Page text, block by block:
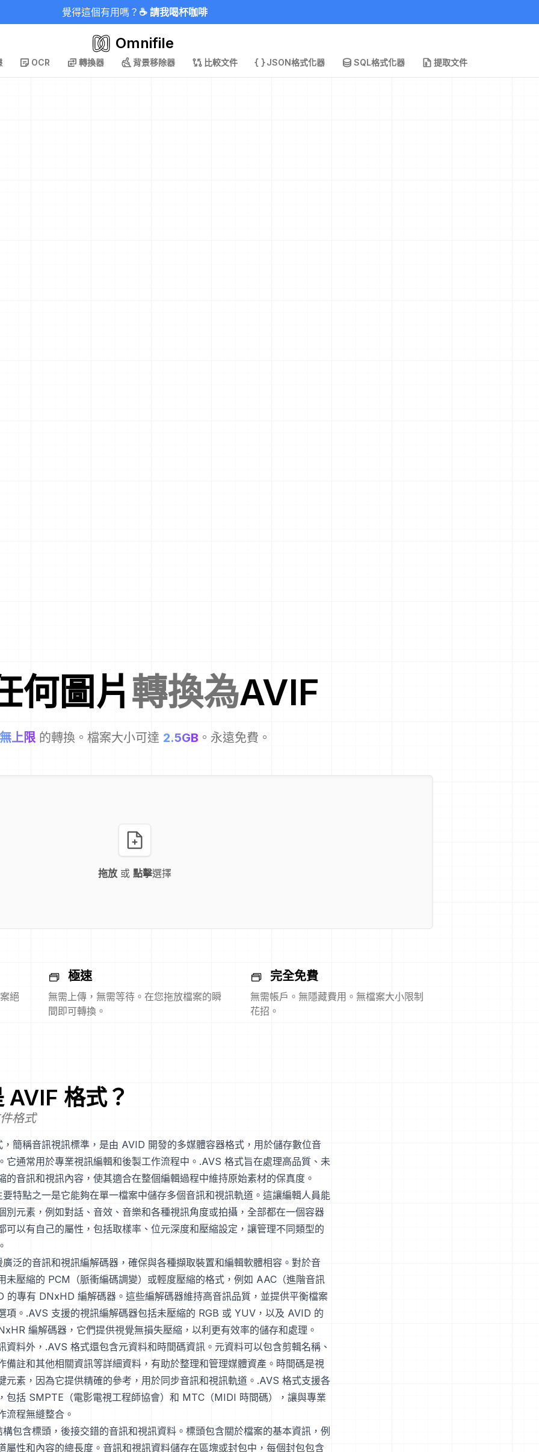
覺得這個有用嗎？ ☕ 請我喝杯咖啡
Omnifile
OCR 轉換器 背景移除器 比較文件 JSON格式化器 SQL格式化器 提取文件
何圖片轉換為AVIF
上限 的轉換。檔案大小可達 2.5GB 。永遠免費。
拖放 或 點擊選擇
絕
極速
無需上傳，無需等待。在您拖放檔案的瞬
間即可轉換。
完全免費
無需帳戶。無隱藏費用。無檔案大小限制
花招。
AVIF 格式？
格式
簡稱音訊視訊標準，是由 AVID 開發的多媒體容器格式，用於儲存數位音
它通常用於專業視訊編輯和後製工作流程中。.AVS 格式旨在處理高品質、未
的音訊和視訊內容，使其適合在整個編輯過程中維持原始素材的保真度。
特點之一是它能夠在單一檔案中儲存多個音訊和視訊軌道。這讓編輯人員能
別元素，例如對話、音效、音樂和各種視訊角度或拍攝，全部都在一個容器
可以有自己的屬性，包括取樣率、位元深度和壓縮設定，讓管理不同類型的
泛的音訊和視訊編解碼器，確保與各種擷取裝置和編輯軟體相容。對於音
未壓縮的 PCM（脈衝編碼調變）或輕度壓縮的格式，例如 AAC（進階音訊
的專有 DNxHD 編解碼器。這些編解碼器維持高音訊品質，並提供平衡檔案
項。.AVS 支援的視訊編解碼器包括未壓縮的 RGB 或 YUV，以及 AVID 的
編解碼器，它們提供視覺無損失壓縮，以利更有效率的儲存和處理。
資料外，.AVS 格式還包含元資料和時間碼資訊。元資料可以包含剪輯名稱、
備註和其他相關資訊等詳細資料，有助於整理和管理媒體資產。時間碼是視
元素，因為它提供精確的參考，用於同步音訊和視訊軌道。.AVS 格式支援各
包括 SMPTE（電影電視工程師協會）和 MTC（MIDI 時間碼），讓與專業
流程無縫整合。
包含標頭，後接交錯的音訊和視訊資料。標頭包含關於檔案的基本資訊，例
屬性和內容的總長度。音訊和視訊資料儲存在區塊或封包中，每個封包包含